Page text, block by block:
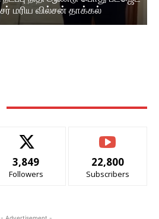
மரிய வில்சன் தாக்​கல்
3,849
Followers
22,800
Subscribers